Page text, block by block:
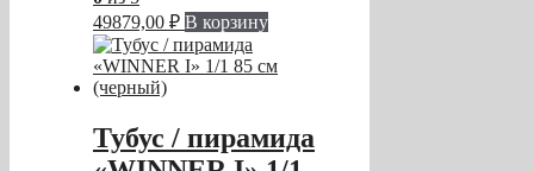
49879,00 ₽ В корзину
Тубус / пирамида